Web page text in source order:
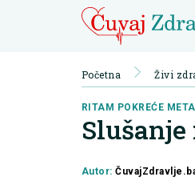
Početna Živi
RITAM POKREĆE
Autor: